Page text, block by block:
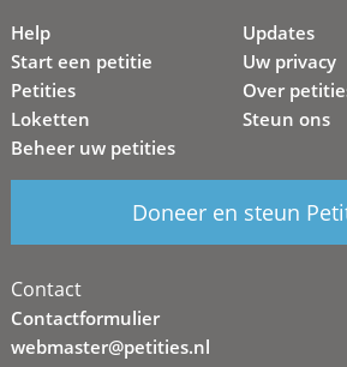
Help
Start een petitie
Petities
Loketten
Beheer uw petities
Updates
Uw privacy
Over
Steun ons
Doneer en steun
Contact
Contactformulier
webmaster@petities.nl